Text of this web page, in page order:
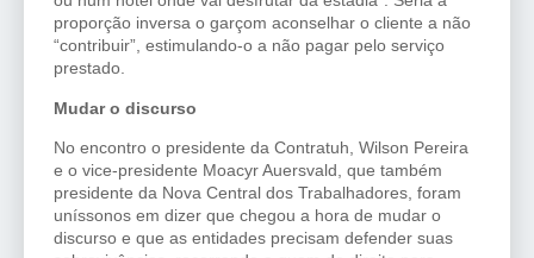
proporção inversa o garçom aconselhar o cliente a não
“contribuir”, estimulando-o a não pagar pelo serviço
prestado.
Mudar o discurso
No encontro o presidente da Contratuh, Wilson Pereira
e o vice-presidente Moacyr Auersvald, que também
presidente da Nova Central dos Trabalhadores, foram
uníssonos em dizer que chegou a hora de mudar o
discurso e que as entidades precisam defender suas